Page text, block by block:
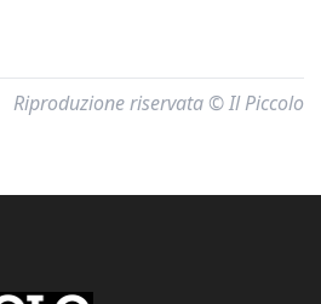
Riproduzione riservata © Il Piccolo